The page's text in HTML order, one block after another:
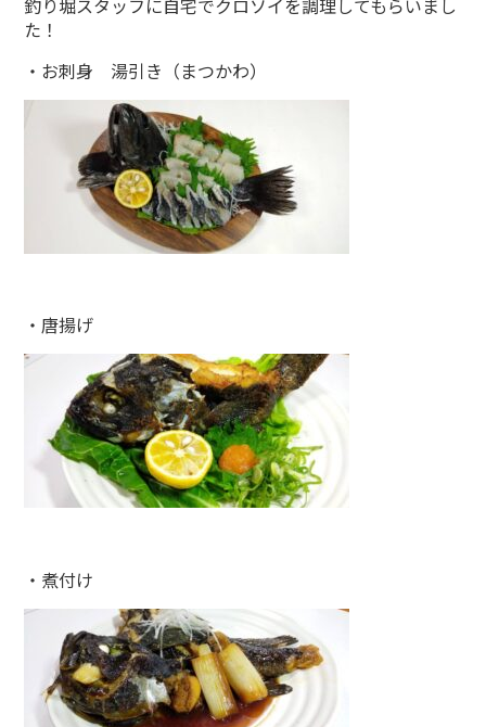
た！
・お刺身 湯引き（まつかわ）
・唐揚げ
・煮付け